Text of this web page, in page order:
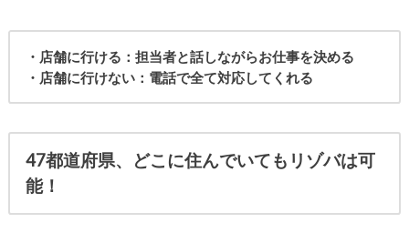
・店舗に行ける：担当者と話しながらお仕事を決める
・店舗に行けない：電話で全て対応してくれる
47都道府県、どこに住んでいてもリゾバは可
能！